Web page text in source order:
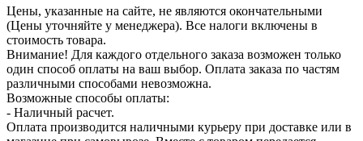
Цены, указанные на сайте, не являются окончательными
(Цены уточняйте у менеджера). Все налоги включены в
стоимость товара.
Внимание! Для каждого отдельного заказа возможен только
один способ оплаты на ваш выбор. Оплата заказа по частям
различными способами невозможна.
Возможные способы оплаты:
- Наличный расчет.
Оплата производится наличными курьеру при доставке или в